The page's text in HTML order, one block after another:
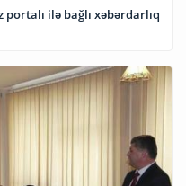
ilə bağlı xəbərdarlıq